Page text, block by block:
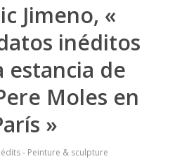
Jimeno, «
inéditos
estancia de
Moles en
»
- Peinture & sculpture